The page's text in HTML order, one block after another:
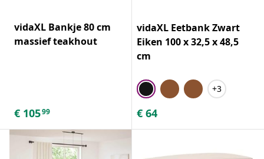
vidaXL Bankje 80 cm
massief teakhout
€ 10599
vidaXL Eetbank Zwart
Eiken 100 x 32,5 x 48,5
cm
+3
€ 64